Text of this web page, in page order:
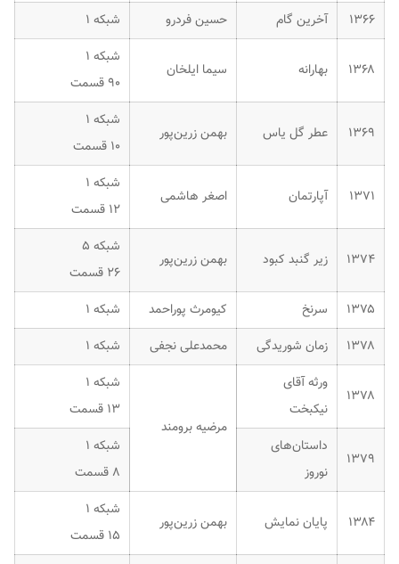
۱۳۶۶
آخرین گام حسین فردرو شبکه ۱
۱۳۶۸ بهارانه سیما ایلخان
شبکه ۱
۹۰ قسمت
۱۳۶۹ عطر گل یاس بهمن زرین‌پور
شبکه ۱
۱۰ قسمت
۱۳۷۱ آپارتمان اصغر هاشمی
شبکه ۱
۱۲ قسمت
۱۳۷۴ زیر گنبد کبود بهمن زرین‌پور
شبکه ۵
۲۶ قسمت
۱۳۷۵
سرنخ کیومرث پوراحمد
شبکه ۱
۱۳۷۸
زمان شوریدگی محمدعلی نجفی شبکه ۱
۱۳۷۸
ورثه آقای
نیکبخت
مرضیه برومند
شبکه ۱
۱۳ قسمت
۱۳۷۹
داستان‌های
نوروز
شبکه ۱
۸ قسمت
۱۳۸۴ پایان نمایش بهمن زرین‌پور
شبکه ۱
۱۵ قسمت